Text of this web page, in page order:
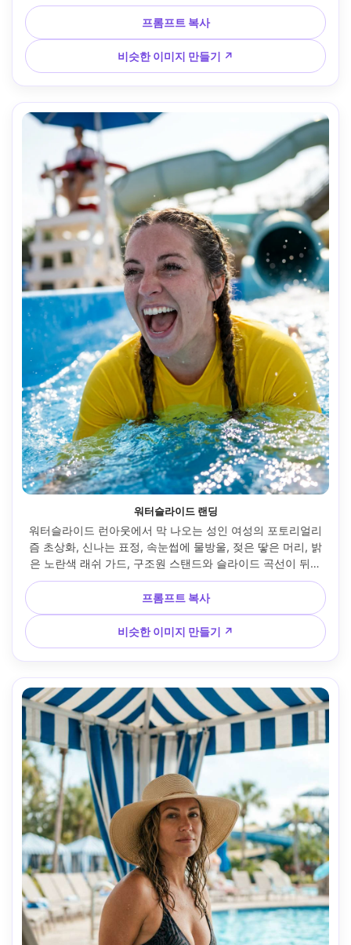
러운 물의 반사, 한낮의 부드러운 확산, 캐논 EOS R5, 50mm
f/1.8, 깔끔한 배경 분리, 클로즈업 초상화 프레임, 차분한 여름
분위기, 사실적인 젖은 원단 질감, 자연스러운 그림자, 고급 라
이프 스타일 룩, 선명한 초점, 고해상도 --ar 4:5
프롬프트 복사
비슷한 이미지 만들기 ↗
워터슬라이드 랜딩
워터슬라이드 런아웃에서 막 나오는 성인 여성의 포토리얼리
즘 초상화, 신나는 표정, 속눈썹에 물방울, 젖은 땋은 머리, 밝
은 노란색 래쉬 가드, 구조원 스탠드와 슬라이드 곡선이 뒤에
서 부드럽게 흐려짐, 거울 하이라이트가 있는 선명한 낮빛, 니
콘 Z8, 85mm f/1.8, 빠른 셔터 룩, 타이트한 헤드 앤 숄더 크
롭, 약간 기울어진 다이나믹 앵글, 에너지 넘치는 무드, 자연스
러운 피부 질감, 사실적인 스플래시 물리학, 시네마틱 컬러 그
레이딩, 고해상도 --ar 4:5
프롬프트 복사
비슷한 이미지 만들기 ↗